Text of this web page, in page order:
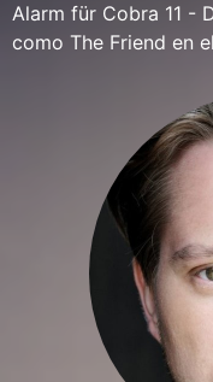
Alarm für Cobra 11 -
como The Friend en